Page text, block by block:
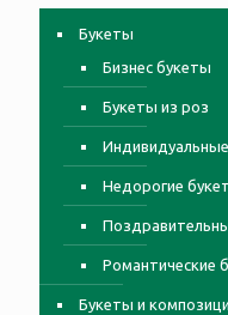
Букеты
Бизнес букеты
Букеты из роз
Недорогие
Романтические
Букеты и